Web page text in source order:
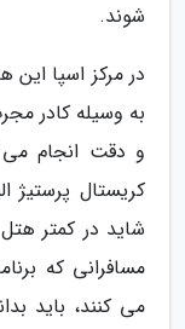
شوند.
در مرکز اسپا
به وسیله کادر
و دقت انجام
شاید در کمتر هتل
مسافرانی که
می کنند، باید